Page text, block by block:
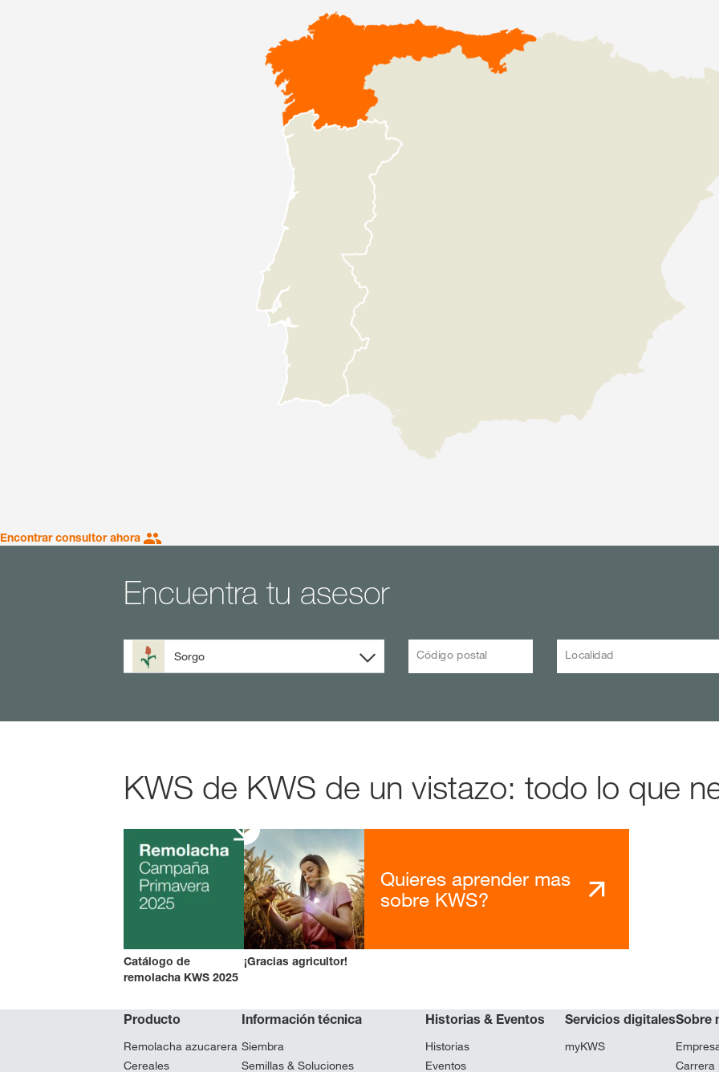
Encontrar consultor ahora
Encuentra tu asesor
Sorgo Código postal Localidad
KWS de KWS de un vistazo: todo lo que
Catálogo de
remolacha KWS 2025
¡Gracias agricultor!
Quieres aprender mas
sobre KWS?
Producto
Remolacha azucarera
Cereales
Información técnica
Siembra
Semillas & Soluciones
Historias & Eventos
Historias
Eventos
Servicios digitales
myKWS
Sobre
Carrera